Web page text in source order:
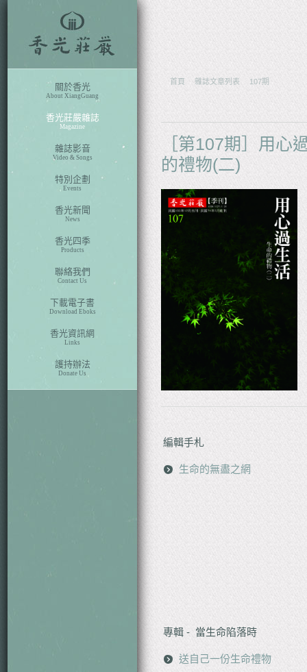
關於香光
About XiangGuang
香光莊嚴雜誌
Magazine
雜誌影音
Video & Songs
特別企劃
Events
香光新聞
News
香光四季
Products
聯絡我們
Contact Us
下載電子書
Download Eboks
香光資訊網
Links
護持辦法
Donate Us
首頁 雜誌文章列表 107期
［第107期］用心
的禮物(二)
編輯手札
生命的無盡之網
專輯 - 當生命陷落時
送自己一份生命禮物